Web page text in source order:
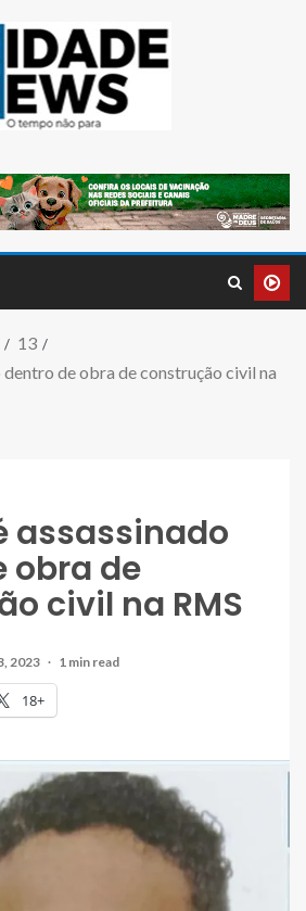
13
dentro de obra de construção civil na
assassinado
obra de
civil na RMS
2023 1 min read
18+